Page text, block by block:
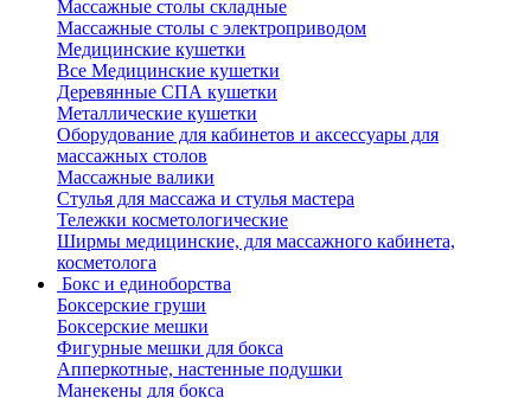
Массажные столы складные
Массажные столы с электроприводом
Медицинские кушетки
Все Медицинские кушетки
Деревянные СПА кушетки
Металлические кушетки
Оборудование для кабинетов и аксессуары для
массажных столов
Массажные валики
Стулья для массажа и стулья мастера
Тележки косметологические
Ширмы медицинские, для массажного кабинета,
косметолога
Бокс и единоборства
Боксерские груши
Боксерские мешки
Фигурные мешки для бокса
Апперкотные, настенные подушки
Манекены для бокса